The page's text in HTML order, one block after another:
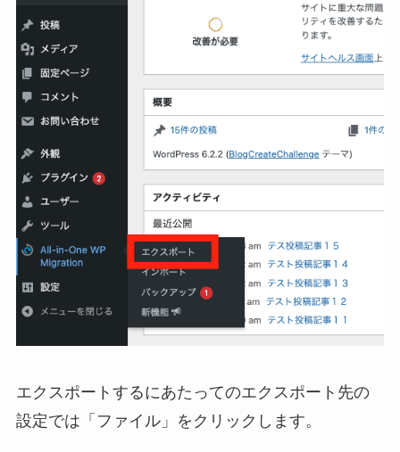
エクスポートするにあたってのエクスポート先の
設定では「ファイル」をクリックします。